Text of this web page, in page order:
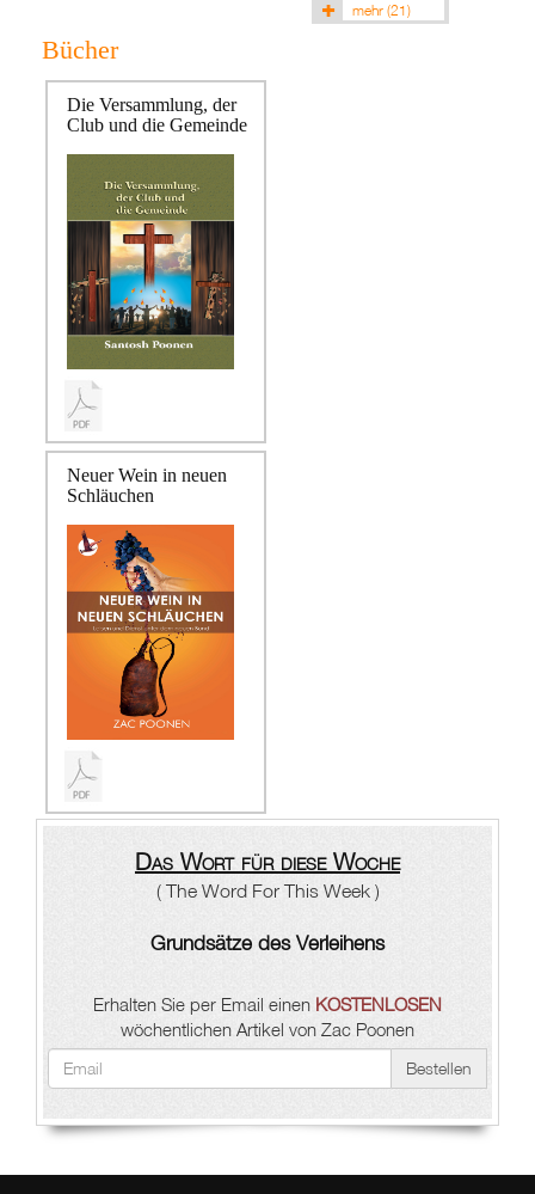
mehr (21)
Bücher
Die Versammlung, der
Club und die Gemeinde
Neuer Wein in neuen
Schläuchen
Das Wort für diese Woche
( The Word For This Week )
Grundsätze des Verleihens
Erhalten Sie per Email einen KOSTENLOSEN
wöchentlichen Artikel von Zac Poonen
Bestellen